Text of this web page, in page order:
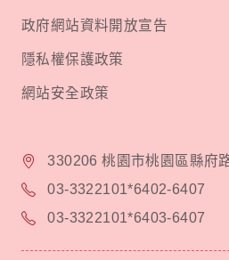
政府網站資料開放宣告
隱私權保護政策
網站安全政策
330206 桃園市桃園區縣府
03-3322101*6402-6407
03-3322101*6403-6407